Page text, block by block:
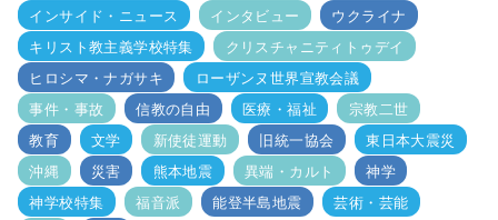
インサイド・ニュース インタビュー
ウクライナ
キリスト教主義学校特集
クリスチャニティトゥデイ
ヒロシマ・ナガサキ
ローザンヌ世界宣教会議
事件・事故
信教の自由 医療・福祉
宗教二世
教育
文学 新使徒運動 旧統一協会
東日本大震災
沖縄
災害 熊本地震 異端・カルト
神学
神学校特集
福音派 能登半島地震
芸術・芸能